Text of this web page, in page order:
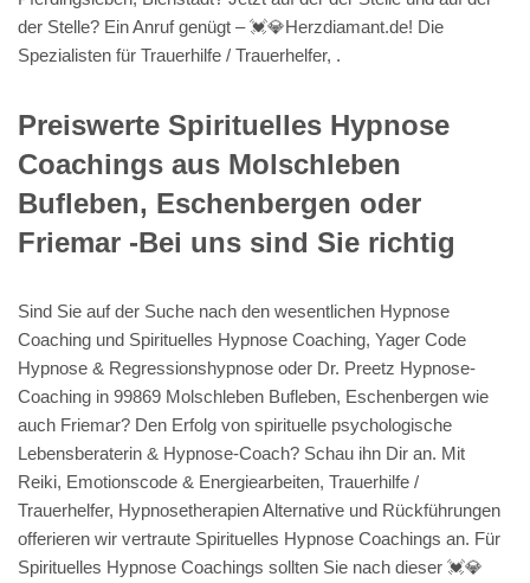
der Stelle? Ein Anruf genügt – 💓️💎Herzdiamant.de! Die
Spezialisten für Trauerhilfe / Trauerhelfer, .
Preiswerte Spirituelles Hypnose
Coachings aus Molschleben
Bufleben, Eschenbergen oder
Friemar -Bei uns sind Sie richtig
Sind Sie auf der Suche nach den wesentlichen Hypnose
Coaching und Spirituelles Hypnose Coaching, Yager Code
Hypnose & Regressionshypnose oder Dr. Preetz Hypnose-
Coaching in 99869 Molschleben Bufleben, Eschenbergen wie
auch Friemar? Den Erfolg von spirituelle psychologische
Lebensberaterin & Hypnose-Coach? Schau ihn Dir an. Mit
Reiki, Emotionscode & Energiearbeiten, Trauerhilfe /
Trauerhelfer, Hypnosetherapien Alternative und Rückführungen
offerieren wir vertraute Spirituelles Hypnose Coachings an. Für
Spirituelles Hypnose Coachings sollten Sie nach dieser 💓️💎